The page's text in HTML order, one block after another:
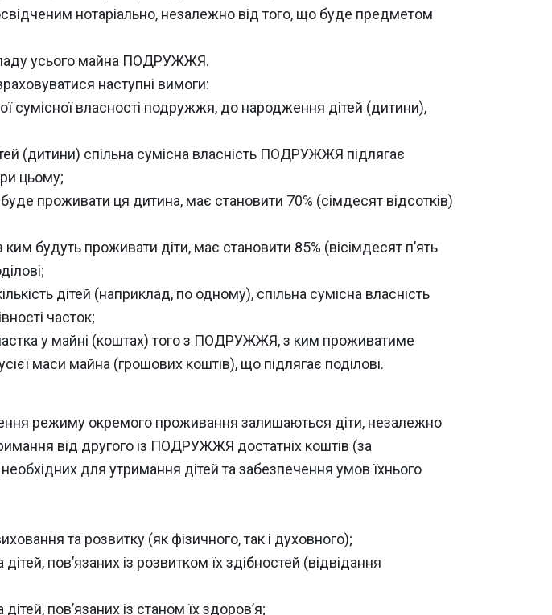
нотаріально, незалежно від того, що буде предметом
усього майна ПОДРУЖЖЯ.
наступні вимоги:
сумісної власності подружжя, до народження дітей (дитини),
(дитини) спільна сумісна власність ПОДРУЖЖЯ підлягає
цьому;
проживати ця дитина, має становити 70% (сімдесят відсотків)
будуть проживати діти, має становити 85% (вісімдесят п’ять
дітей (наприклад, по одному), спільна сумісна власність
часток;
у майні (коштах) того з ПОДРУЖЖЯ, з ким проживатиме
маси майна (грошових коштів), що підлягає поділові.
режиму окремого проживання залишаються діти, незалежно
від другого із ПОДРУЖЖЯ достатніх коштів (за
для утримання дітей та забезпечення умов їхнього
та розвитку (як фізичного, так і духовного);
пов’язаних із розвитком їх здібностей (відвідання
пов’язаних із станом їх здоров’я;